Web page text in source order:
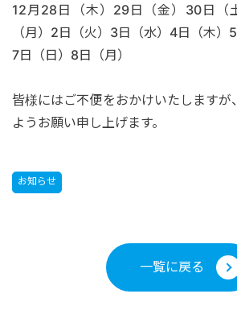
12月28日（木）29日（金）30日（
（月）2日（火）3日（水）4日（木）
7日（日）8日（月）
皆様にはご不便をおかけいたしますが
ようお願い申し上げます。
お知らせ
一覧に戻る